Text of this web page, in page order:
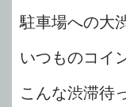
駐車場への大
いつものコイ
こんな渋滞待